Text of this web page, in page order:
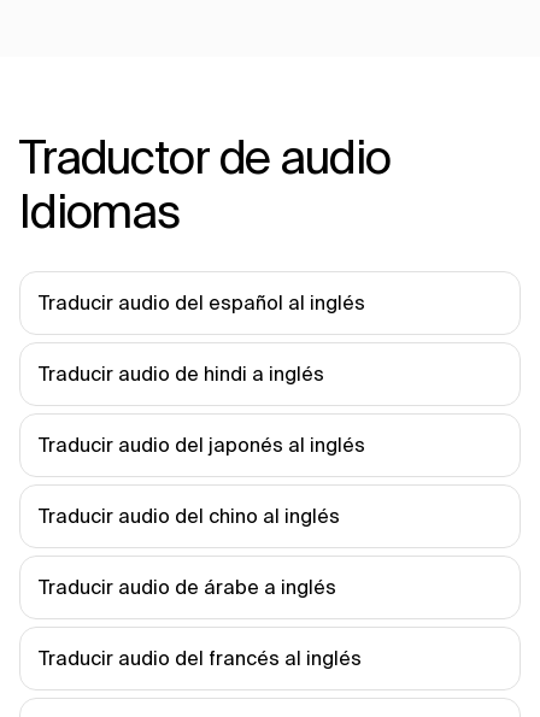
Traductor de audio
Idiomas
Traducir audio del español al inglés
Traducir audio de hindi a inglés
Traducir audio del japonés al inglés
Traducir audio del chino al inglés
Traducir audio de árabe a inglés
Traducir audio del francés al inglés